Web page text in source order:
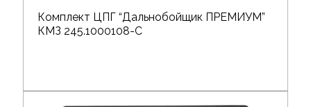
Комплект ЦПГ “Дальнобойщик ПРЕМИУМ”
КМЗ 245.1000108-С